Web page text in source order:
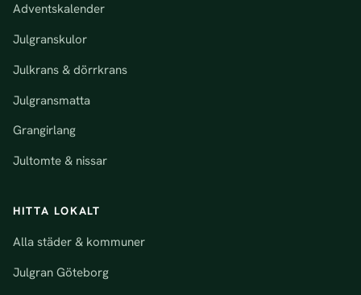
Adventskalender
Julgranskulor
Julkrans & dörrkrans
Julgransmatta
Grangirlang
Jultomte & nissar
HITTA LOKALT
Alla städer & kommuner
Julgran Göteborg